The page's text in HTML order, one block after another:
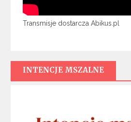
Transmisje dostarcza Abikus.pl
INTENCJE MSZALNE